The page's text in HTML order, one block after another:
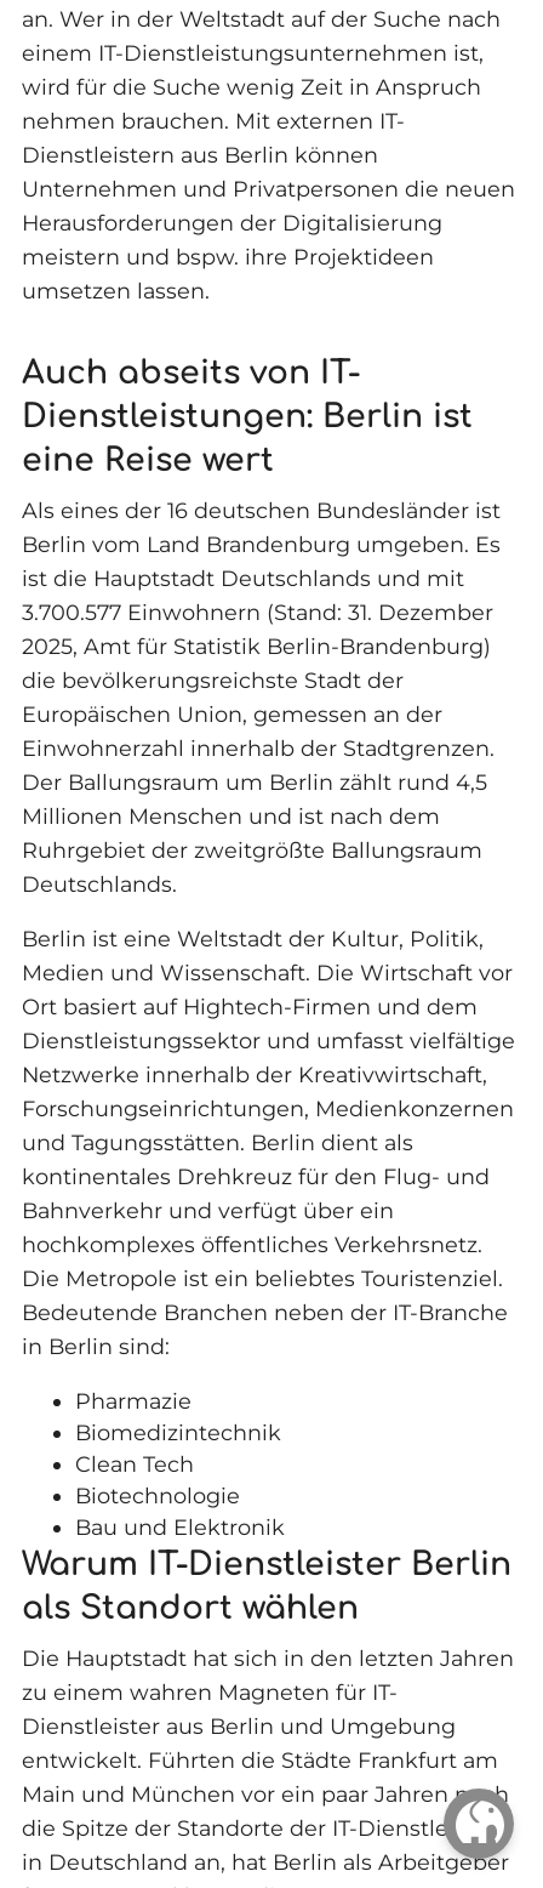
an. Wer in der Weltstadt auf der Suche nach
einem IT-Dienstleistungsunternehmen ist,
wird für die Suche wenig Zeit in Anspruch
nehmen brauchen. Mit externen IT-
Dienstleistern aus Berlin können
Unternehmen und Privatpersonen die neuen
Herausforderungen der Digitalisierung
meistern und bspw. ihre Projektideen
umsetzen lassen.
Auch abseits von IT-
Dienstleistungen: Berlin ist
eine Reise wert
Als eines der 16 deutschen Bundesländer ist
Berlin vom Land Brandenburg umgeben. Es
ist die Hauptstadt Deutschlands und mit
3.700.577 Einwohnern (Stand: 31. Dezember
2025, Amt für Statistik Berlin-Brandenburg)
die bevölkerungsreichste Stadt der
Europäischen Union, gemessen an der
Einwohnerzahl innerhalb der Stadtgrenzen.
Der Ballungsraum um Berlin zählt rund 4,5
Millionen Menschen und ist nach dem
Ruhrgebiet der zweitgrößte Ballungsraum
Deutschlands.
Berlin ist eine Weltstadt der Kultur, Politik,
Medien und Wissenschaft. Die Wirtschaft vor
Ort basiert auf Hightech-Firmen und dem
Dienstleistungssektor und umfasst vielfältige
Netzwerke innerhalb der Kreativwirtschaft,
Forschungseinrichtungen, Medienkonzernen
und Tagungsstätten. Berlin dient als
kontinentales Drehkreuz für den Flug- und
Bahnverkehr und verfügt über ein
hochkomplexes öffentliches Verkehrsnetz.
Die Metropole ist ein beliebtes Touristenziel.
Bedeutende Branchen neben der IT-Branche
in Berlin sind:
Pharmazie
Biomedizintechnik
Clean Tech
Biotechnologie
Bau und Elektronik
Warum IT-Dienstleister Berlin
als Standort wählen
Die Hauptstadt hat sich in den letzten Jahren
zu einem wahren Magneten für IT-
Dienstleister aus Berlin und Umgebung
entwickelt. Führten die Städte Frankfurt am
Main und München vor ein paar Jahren noch
die Spitze der Standorte der IT-Dienstleister
in Deutschland an, hat Berlin als Arbeitgeber